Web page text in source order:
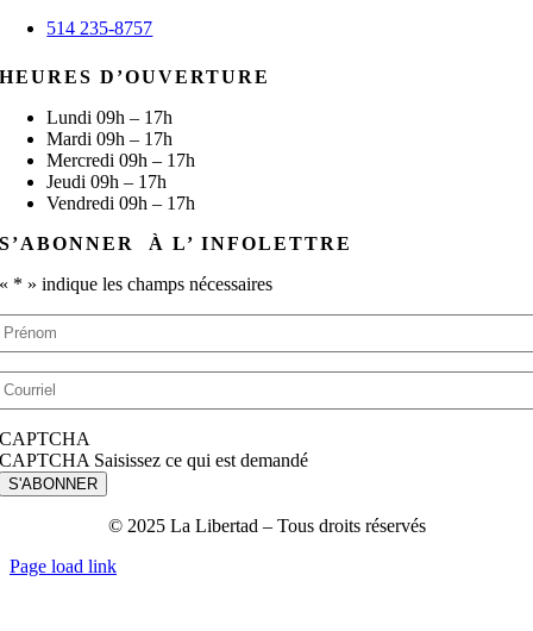
514 235-8757
HEURES D’OUVERTURE
Lundi 09h – 17h
Mardi 09h – 17h
Mercredi 09h – 17h
Jeudi 09h – 17h
Vendredi 09h – 17h
S’ABONNER À L’ INFOLETTRE
« * » indique les champs nécessaires
CAPTCHA
CAPTCHA Saisissez ce qui est demandé
S'ABONNER
© 2025 La Libertad – Tous droits réservés
Page load link